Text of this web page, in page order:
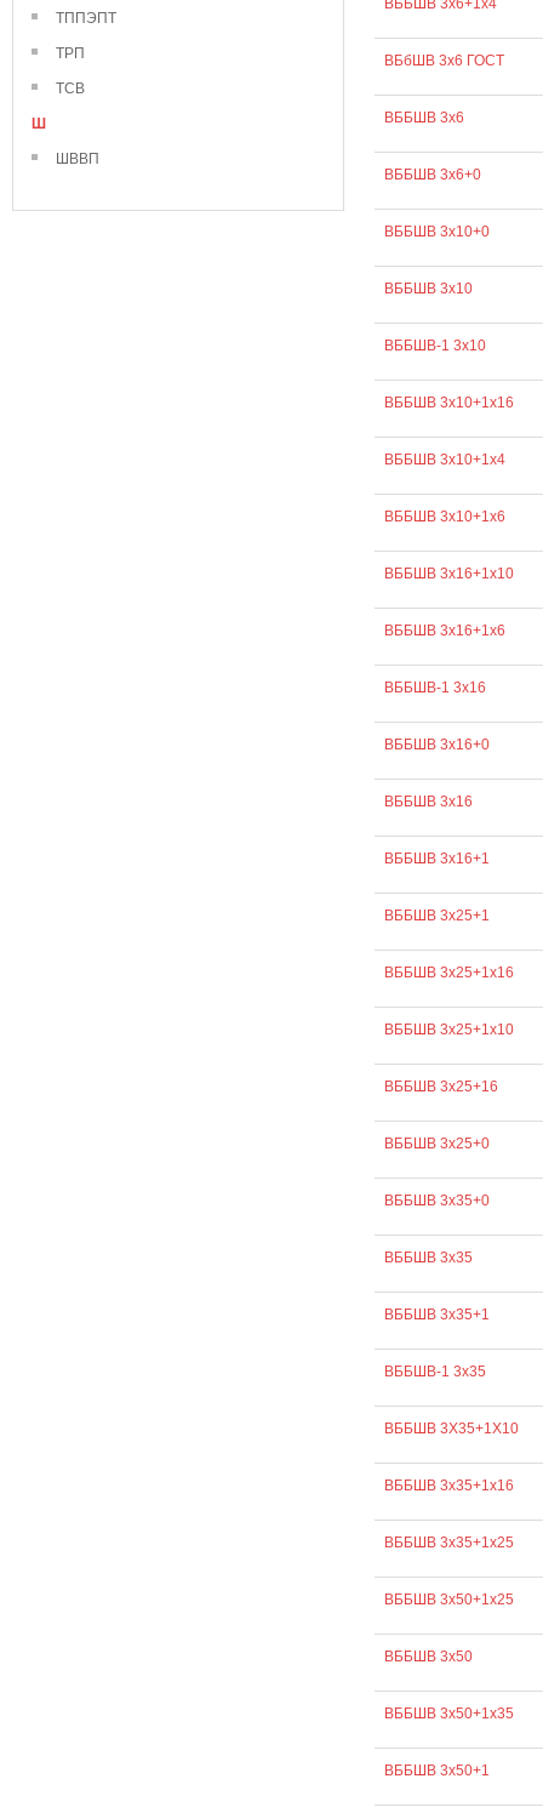
ТППЭПТ
ТРП
ТСВ
Ш
ШВВП
ВББШВ 3х6+1х4
ВБбШВ 3х6 ГОСТ
ВББШВ 3х6
ВББШВ 3х6+0
ВББШВ 3х10+0
ВББШВ 3х10
ВББШВ-1 3х10
ВББШВ 3х10+1х16
ВББШВ 3х10+1х4
ВББШВ 3х10+1х6
ВББШВ 3х16+1х10
ВББШВ 3х16+1х6
ВББШВ-1 3х16
ВББШВ 3х16+0
ВББШВ 3х16
ВББШВ 3х16+1
ВББШВ 3х25+1
ВББШВ 3х25+1х16
ВББШВ 3х25+1х10
ВББШВ 3х25+16
ВББШВ 3х25+0
ВББШВ 3х35+0
ВББШВ 3х35
ВББШВ 3х35+1
ВББШВ-1 3х35
ВББШВ 3Х35+1Х10
ВББШВ 3х35+1х16
ВББШВ 3х35+1х25
ВББШВ 3х50+1х25
ВББШВ 3х50
ВББШВ 3х50+1х35
ВББШВ 3х50+1